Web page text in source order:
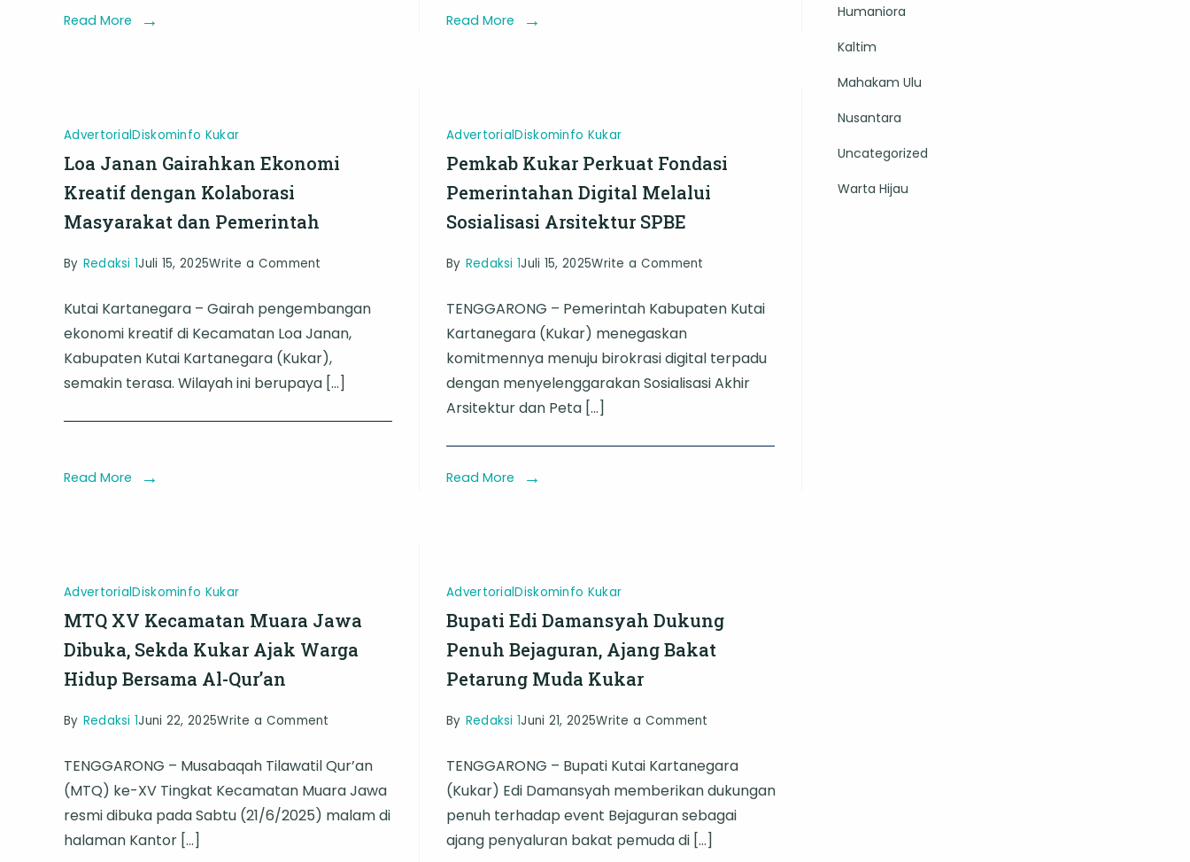
Read More
Budaya
Baru
Read More
AdvertorialDiskominfo Kukar
Loa Janan Gairahkan Ekonomi
Kreatif dengan Kolaborasi
Masyarakat dan Pemerintah
By Redaksi 1Juli 15, 2025Write a Comment
Janan
Gairahkan
Ekonomi
Kreatif
dengan
Kutai Kartanegara – Gairah pengembangan
ekonomi kreatif di Kecamatan Loa Janan,
Kabupaten Kutai Kartanegara (Kukar),
semakin terasa. Wilayah ini berupaya […]
Read More
AdvertorialDiskominfo Kukar
Pemkab Kukar Perkuat Fondasi
Pemerintahan Digital Melalui
Sosialisasi Arsitektur SPBE
By Redaksi 1Juli 15, 2025Write a Comment
Kukar
Fondasi
Melalui
TENGGARONG – Pemerintah Kabupaten Kutai
Kartanegara (Kukar) menegaskan
komitmennya menuju birokrasi digital terpadu
dengan menyelenggarakan Sosialisasi Akhir
Arsitektur dan Peta […]
Read More
AdvertorialDiskominfo Kukar
MTQ XV Kecamatan Muara Jawa
Dibuka, Sekda Kukar Ajak Warga
Hidup Bersama Al-Qur’an
By Redaksi 1Juni 22, 2025Write a Comment
XV
Kecamatan
TENGGARONG – Musabaqah Tilawatil Qur’an
(MTQ) ke-XV Tingkat Kecamatan Muara Jawa
resmi dibuka pada Sabtu (21/6/2025) malam di
halaman Kantor […]
AdvertorialDiskominfo Kukar
Bupati Edi Damansyah Dukung
Penuh Bejaguran, Ajang Bakat
Petarung Muda Kukar
By Redaksi 1Juni 21, 2025Write a Comment
Edi
Damansyah
Dukung
Penuh
TENGGARONG – Bupati Kutai Kartanegara
(Kukar) Edi Damansyah memberikan dukungan
penuh terhadap event Bejaguran sebagai
ajang penyaluran bakat pemuda di […]
Humaniora
Kaltim
Mahakam Ulu
Nusantara
Uncategorized
Warta Hijau